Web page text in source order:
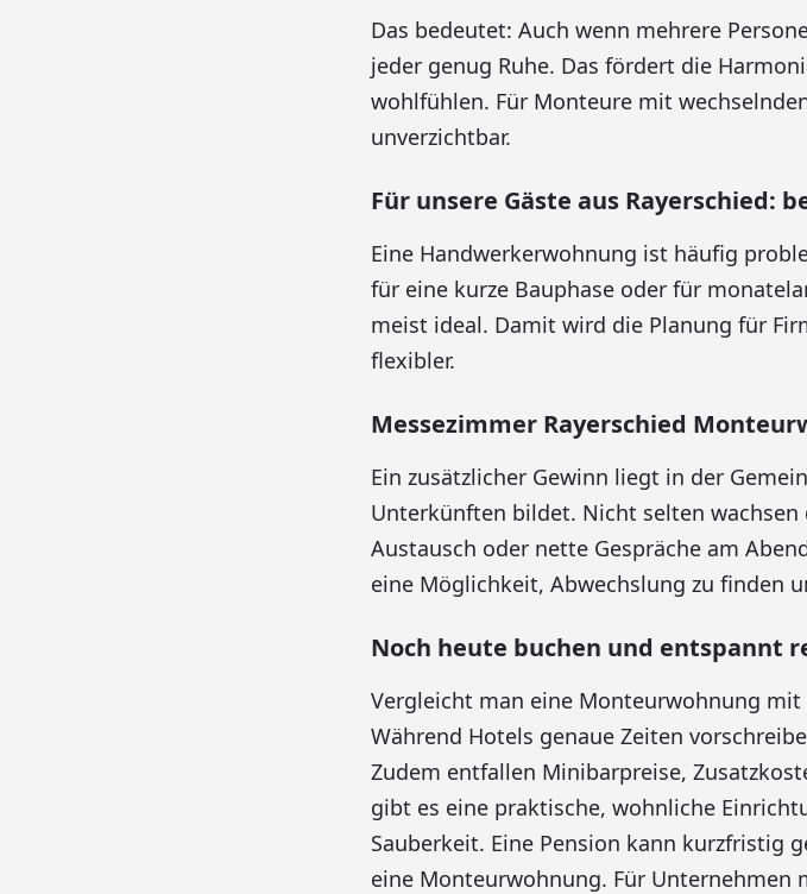
Das bedeutet: Auch wenn mehrere
jeder genug Ruhe. Das fördert die
wohlfühlen. Für Monteure mit
unverzichtbar.
Für unsere Gäste aus Rayerschied:
Eine Handwerkerwohnung ist häufig
für eine kurze Bauphase oder für
meist ideal. Damit wird die Planung für
flexibler.
Messezimmer Rayerschied
Ein zusätzlicher Gewinn liegt in der
Unterkünften bildet. Nicht selten
Austausch oder nette Gespräche am
eine Möglichkeit, Abwechslung zu finden
Noch heute buchen und entspannt
Vergleicht man eine Monteurwohnung
Während Hotels genaue Zeiten
Zudem entfallen Minibarpreise,
gibt es eine praktische, wohnliche
Sauberkeit. Eine Pension kann kurzfristig
eine Monteurwohnung. Für Unternehmen